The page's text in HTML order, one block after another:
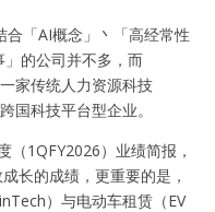
「AI概念」丶「高经常性
」的公司并不多，而
家传统人力资源科技
国科技平台型企业。
1QFY2026）业绩简报，
长的成绩，更重要的是，
）与电动车租赁（EV